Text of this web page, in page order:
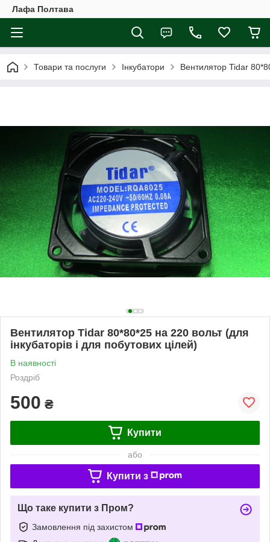
Лафа Полтава
Товари та послуги Інкубатори Вентилятор Tidar
Вентилятор Tidar 80*80*25 на 220 вольт (для
інкубаторів і для побутових цілей)
В наявності
Роздріб
500 ₴
Купити
або
Купити з
Що таке купити з Пром?
Замовлення під захистом